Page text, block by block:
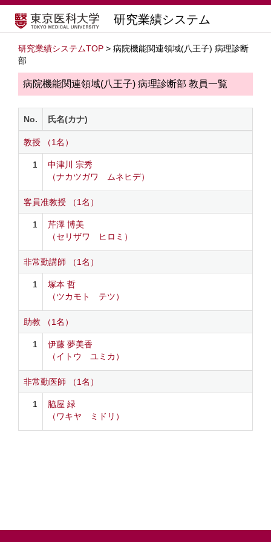
研究業績システム
研究業績システムTOP > 病院機能関連領域(八王子) 病理診断
部
病院機能関連領域(八王子) 病理診断部 教員一覧
No. 氏名(カナ)
教授 （1名）
1
中津川 宗秀
（ナカツガワ ムネヒデ）
客員准教授 （1名）
1
芹澤 博美
（セリザワ ヒロミ）
非常勤講師 （1名）
1
塚本 哲
（ツカモト テツ）
助教 （1名）
1
伊藤 夢美香
（イトウ ユミカ）
非常勤医師 （1名）
1
脇屋 緑
（ワキヤ ミドリ）